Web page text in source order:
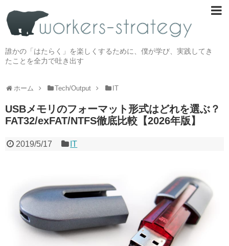
誰かの「はたらく」を楽しくするために、僕が学び、実践してき
たことを全力で吐き出す
ホーム Tech/Output IT
USBメモリのフォーマット形式はどれを選ぶ？
FAT32/exFAT/NTFS徹底比較【2026年版】
2019/5/17 IT